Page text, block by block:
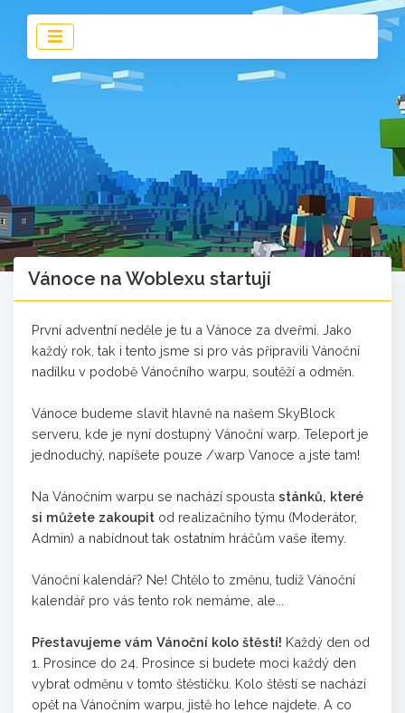
Vánoce na Woblexu startují
První adventní neděle je tu a Vánoce za dveřmi. Jako
každý rok, tak i tento jsme si pro vás připravili Vánoční
nadílku v podobě Vánočního warpu, soutěží a odměn.
Vánoce budeme slavit hlavně na našem SkyBlock
serveru, kde je nyní dostupný Vánoční warp. Teleport je
jednoduchý, napíšete pouze /warp Vanoce a jste tam!
Na Vánočním warpu se nachází spousta stánků, které
si můžete zakoupit od realizačního týmu (Moderátor,
Admin) a nabídnout tak ostatním hráčům vaše itemy.
Vánoční kalendář? Ne! Chtělo to změnu, tudíž Vánoční
kalendář pro vás tento rok nemáme, ale...
Přestavujeme vám Vánoční kolo štěstí! Každý den od
1. Prosince do 24. Prosince si budete moci každý den
vybrat odměnu v tomto štěstíčku. Kolo štěstí se nachází
opět na Vánočním warpu, jistě ho lehce najdete. A co